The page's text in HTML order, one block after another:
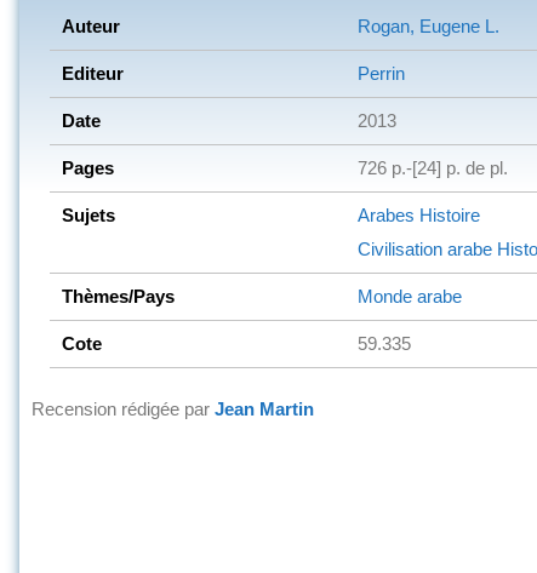
Auteur Rogan, Eugene L.
Editeur Perrin
Date 2013
Pages 726 p.-[24] p. de pl.
Sujets Arabes Histoire
Civilisation arabe
Thèmes/Pays Monde arabe
Cote 59.335
Recension rédigée par Jean Martin